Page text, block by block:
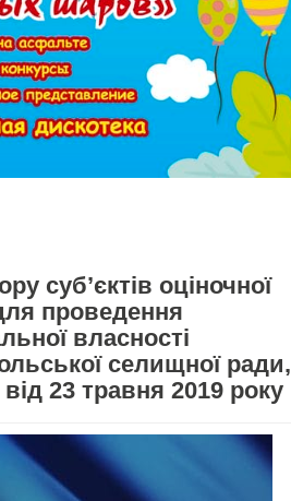
суб’єктів оціночної
проведення
власності
селищної ради,
23 травня 2019 року